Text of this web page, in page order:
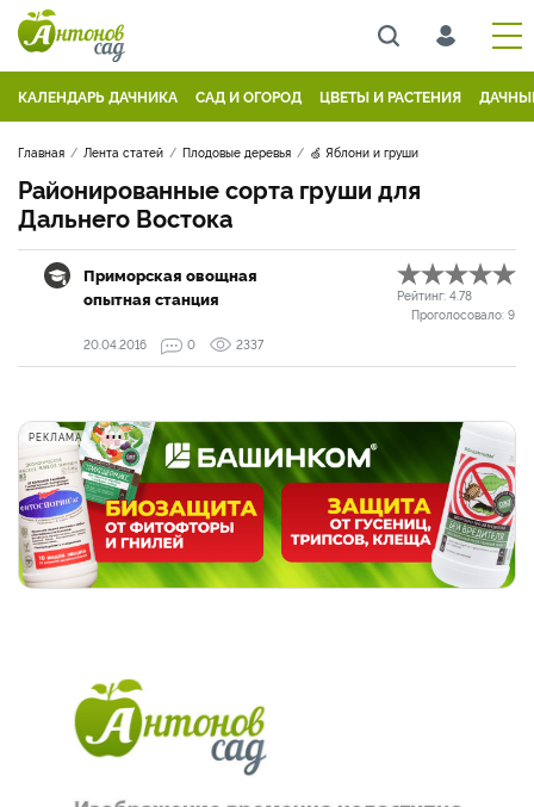
КАЛЕНДАРЬ ДАЧНИКА САД И ОГОРОД ЦВЕТЫ И РАСТЕНИЯ
Главная Лента статей Плодовые деревья 🍏 Яблони и груши
Районированные сорта груши для
Дальнего Востока
Приморская овощная
опытная станция
Рейтинг: 4.78
Проголосовало: 9
20.04.2016
0 2337
РЕКЛАМА